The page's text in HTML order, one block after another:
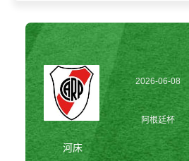
河床
2026-06-08
04:00:00
阿根廷杯